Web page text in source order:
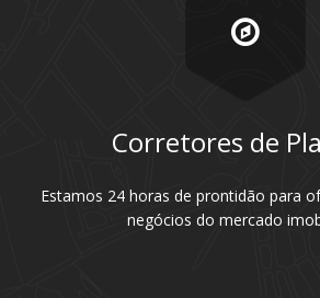
Corretores de
Estamos 24 horas de prontidão para
negócios do mercado